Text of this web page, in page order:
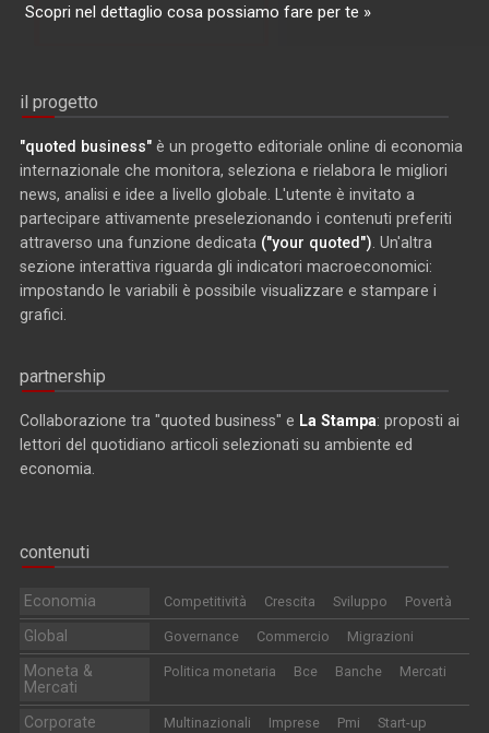
Scopri nel dettaglio cosa possiamo fare per te »
il progetto
"quoted business" è un progetto editoriale online di economia
internazionale che monitora, seleziona e rielabora le migliori
news, analisi e idee a livello globale. L'utente è invitato a
partecipare attivamente preselezionando i contenuti preferiti
attraverso una funzione dedicata ("your quoted"). Un'altra
sezione interattiva riguarda gli indicatori macroeconomici:
impostando le variabili è possibile visualizzare e stampare i
grafici.
partnership
Collaborazione tra "quoted business" e La Stampa: proposti ai
lettori del quotidiano articoli selezionati su ambiente ed
economia.
contenuti
Economia Competitività Crescita Sviluppo Povertà
Global Governance Commercio Migrazioni
Moneta &
Mercati
Politica monetaria Bce Banche Mercati
Corporate Multinazionali Imprese Pmi Start-up